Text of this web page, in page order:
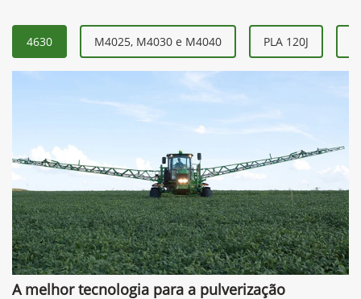
4630 M4025, M4030 e M4040 PLA 120J
A melhor tecnologia para a pulverização